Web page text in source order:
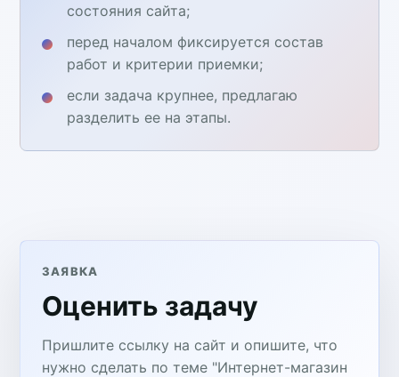
состояния сайта;
перед началом фиксируется состав
работ и критерии приемки;
если задача крупнее, предлагаю
разделить ее на этапы.
ЗАЯВКА
Оценить задачу
Пришлите ссылку на сайт и опишите, что
нужно сделать по теме "Интернет-магазин